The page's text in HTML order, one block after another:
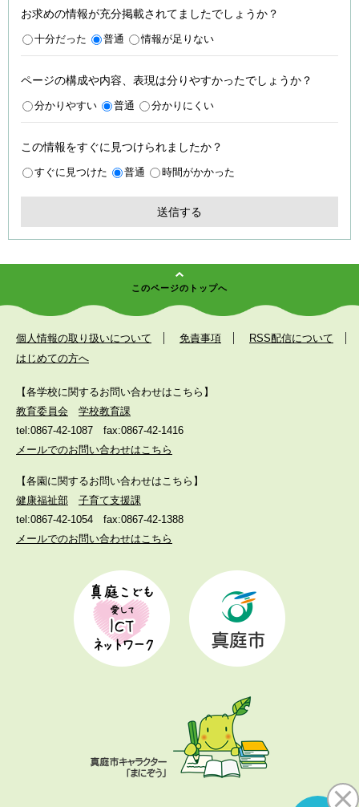
お求めの情報が充分掲載されてましたでしょうか？
十分だった 普通 情報が足りない
ページの構成や内容、表現は分りやすかったでしょうか？
分かりやすい 普通 分かりにくい
この情報をすぐに見つけられましたか？
すぐに見つけた 普通 時間がかかった
このページのトップへ
個人情報の取り扱いについて 免責事項
RSS配信について
はじめての方へ
【各学校に関するお問い合わせはこちら】
教育委員会
学校教育課
tel:0867-42-1087
fax:0867-42-1416
メールでのお問い合わせはこちら
【各園に関するお問い合わせはこちら】
健康福祉部
子育て支援課
tel:0867-42-1054
fax:0867-42-1388
メールでのお問い合わせはこちら